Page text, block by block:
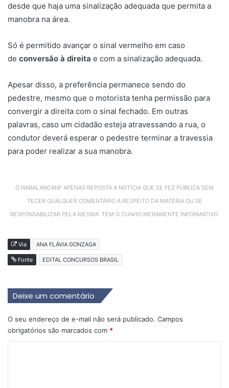
desde que haja uma sinalização adequada que permita a
manobra na área.
Só é permitido avançar o sinal vermelho em caso
de conversão à direita e com a sinalização adequada.
Apesar disso, a preferência permanece sendo do
pedestre, mesmo que o motorista tenha permissão para
convergir a direita com o sinal fechado. Em outras
palavras, caso um cidadão esteja atravessando a rua, o
condutor deverá esperar o pedestre terminar a travessia
para poder realizar a sua manobra.
O NABALANCANF APENAS REPOSTA A NOTÍCIA QUE SE FEZ PÚBLICA SEM
TECER QUALQUER COMENTÁRIO A RESPEITO DA MATÉRIA OU SE
RESPONSABILIZAR PELA MESMA. TEM O CUNHO MERAMENTE INFORMATIVO.
Via ANA FLÁVIA GONZAGA
Fonte EDITAL CONCURSOS BRASIL
Deixe um comentário
O seu endereço de e-mail não será publicado. Campos
obrigatórios são marcados com *